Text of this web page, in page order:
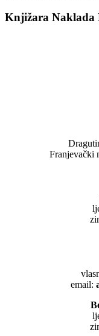
Knjižara Naklada
Franjevački
email: